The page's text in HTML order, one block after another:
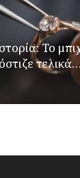
Το